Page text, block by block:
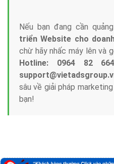
Nếu bạn đang cần
triển Website cho
chừ hãy nhấc máy lên và
Hotline: 0964 82
sâu về giải pháp
bạn!